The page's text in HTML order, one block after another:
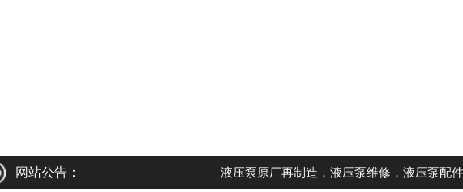
网站公告： 液压泵原厂再制造，液压泵维修，液压泵配件；产品齐全